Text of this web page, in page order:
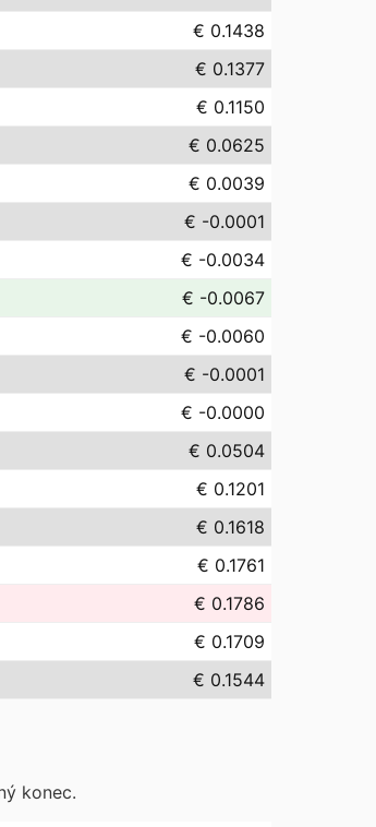
€ 0.1438
€ 0.1377
€ 0.1150
€ 0.0625
€ 0.0039
€ -0.0001
€ -0.0034
€ -0.0067
€ -0.0060
€ -0.0001
€ -0.0000
€ 0.0504
€ 0.1201
€ 0.1618
€ 0.1761
€ 0.1786
€ 0.1709
€ 0.1544
konec.